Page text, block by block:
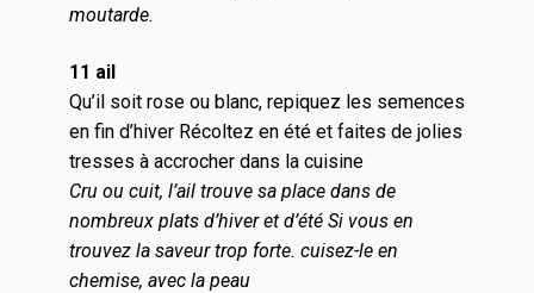
moutarde.
11 ail
Qu’il soit rose ou blanc, repiquez les semences
en fin d’hiver Récoltez en été et faites de jolies
tresses à accrocher dans la cuisine
Cru ou cuit, l’ail trouve sa place dans de
nombreux plats d’hiver et d’été Si vous en
trouvez la saveur trop forte. cuisez-le en
chemise, avec la peau